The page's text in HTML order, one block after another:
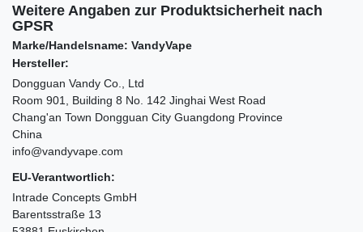
Weitere Angaben zur Produktsicherheit nach
GPSR
Marke/Handelsname: VandyVape
Hersteller:
Dongguan Vandy Co., Ltd
Room 901, Building 8 No. 142 Jinghai West Road
Chang'an Town Dongguan City Guangdong Province
China
info@vandyvape.com
EU-Verantwortlich:
Intrade Concepts GmbH
Barentsstraße 13